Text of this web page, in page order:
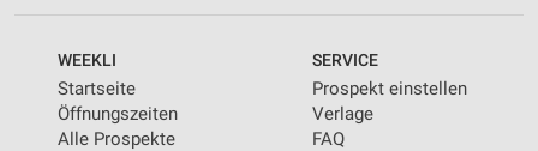
WEEKLI
Startseite
Öffnungszeiten
Alle Prospekte
SERVICE
Prospekt einstellen
Verlage
FAQ